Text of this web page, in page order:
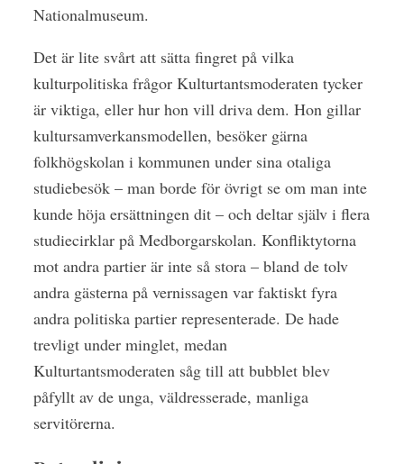
Nationalmuseum.
Det är lite svårt att sätta fingret på vilka
kulturpolitiska frågor Kulturtantsmoderaten tycker
är viktiga, eller hur hon vill driva dem. Hon gillar
kultursamverkansmodellen, besöker gärna
folkhögskolan i kommunen under sina otaliga
studiebesök – man borde för övrigt se om man inte
kunde höja ersättningen dit – och deltar själv i flera
studiecirklar på Medborgarskolan. Konfliktytorna
mot andra partier är inte så stora – bland de tolv
andra gästerna på vernissagen var faktiskt fyra
andra politiska partier representerade. De hade
trevligt under minglet, medan
Kulturtantsmoderaten såg till att bubblet blev
påfyllt av de unga, väldresserade, manliga
servitörerna.